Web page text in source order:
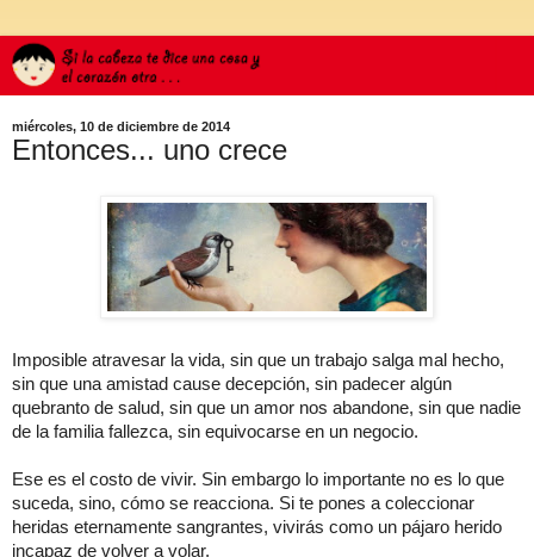
miércoles, 10 de diciembre de 2014
Entonces... uno crece
Imposible atravesar la vida, sin que un trabajo salga mal hecho,
sin que una amistad cause decepción, sin padecer algún
quebranto de salud, sin que un amor nos abandone, sin que nadie
de la familia fallezca, sin equivocarse en un negocio.
Ese es el costo de vivir. Sin embargo lo importante no es lo que
suceda, sino, cómo se reacciona. Si te pones a coleccionar
heridas eternamente sangrantes, vivirás como un pájaro herido
incapaz de volver a volar.